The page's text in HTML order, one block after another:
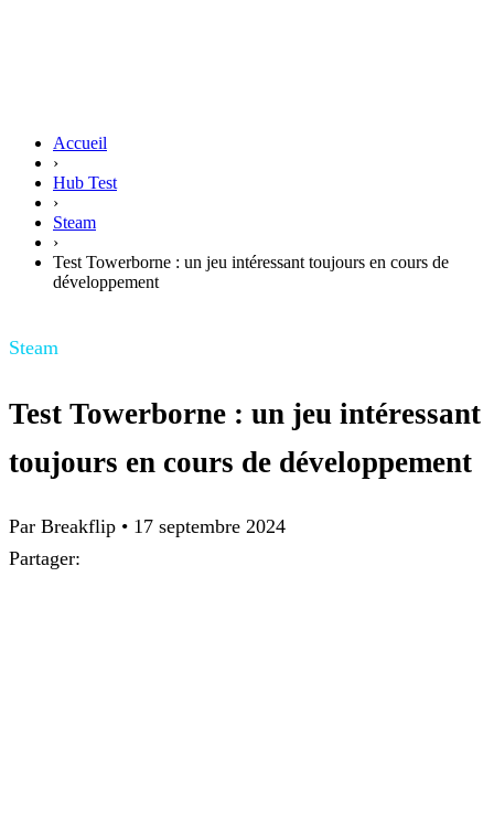
Accueil
›
Hub Test
›
Steam
›
Test Towerborne : un jeu intéressant toujours en cours de
développement
Steam
Test Towerborne : un jeu intéressant
toujours en cours de développement
Par Breakflip • 17 septembre 2024
Partager: